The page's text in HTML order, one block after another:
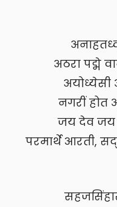
अठरा पद्मे
नगरीं होत
जय देव जय
परमार्थे आरती,